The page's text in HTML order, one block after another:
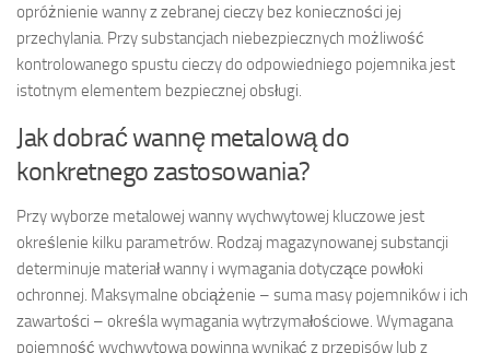
opróżnienie wanny z zebranej cieczy bez konieczności jej
przechylania. Przy substancjach niebezpiecznych możliwość
kontrolowanego spustu cieczy do odpowiedniego pojemnika jest
istotnym elementem bezpiecznej obsługi.
Jak dobrać wannę metalową do
konkretnego zastosowania?
Przy wyborze metalowej wanny wychwytowej kluczowe jest
określenie kilku parametrów. Rodzaj magazynowanej substancji
determinuje materiał wanny i wymagania dotyczące powłoki
ochronnej. Maksymalne obciążenie – suma masy pojemników i ich
zawartości – określa wymagania wytrzymałościowe. Wymagana
pojemność wychwytowa powinna wynikać z przepisów lub z